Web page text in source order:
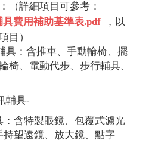
（詳細項目可參考：
費用補助基準表.pdf
，以
目）
具：含推車、手動輪椅、擺
椅、電動代步、步行輔具、
輔具-
：含特製眼鏡、包覆式濾光
持望遠鏡、放大鏡、點字